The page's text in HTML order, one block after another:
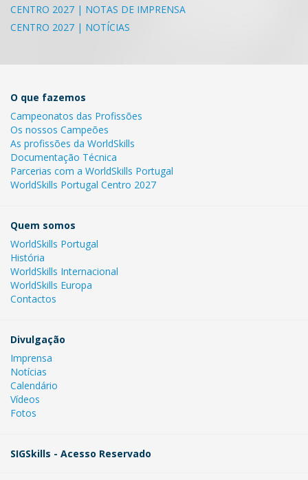
CENTRO 2027 | NOTAS DE IMPRENSA
CENTRO 2027 | NOTÍCIAS
O que fazemos
Campeonatos das Profissões
Os nossos Campeões
As profissões da WorldSkills
Documentação Técnica
Parcerias com a WorldSkills Portugal
WorldSkills Portugal Centro 2027
Quem somos
WorldSkills Portugal
História
WorldSkills Internacional
WorldSkills Europa
Contactos
Divulgação
Imprensa
Notícias
Calendário
Vídeos
Fotos
SIGSkills - Acesso Reservado